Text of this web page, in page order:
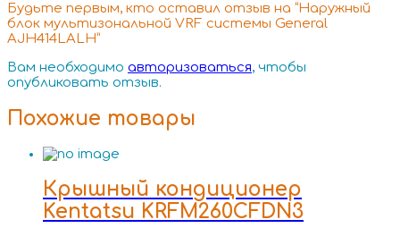
Будьте первым, кто оставил отзыв на “Наружный
блок мультизональной VRF системы General
AJH414LALH”
Вам необходимо авторизоваться, чтобы
опубликовать отзыв.
Похожие товары
Крышный кондиционер
Kentatsu KRFM260CFDN3